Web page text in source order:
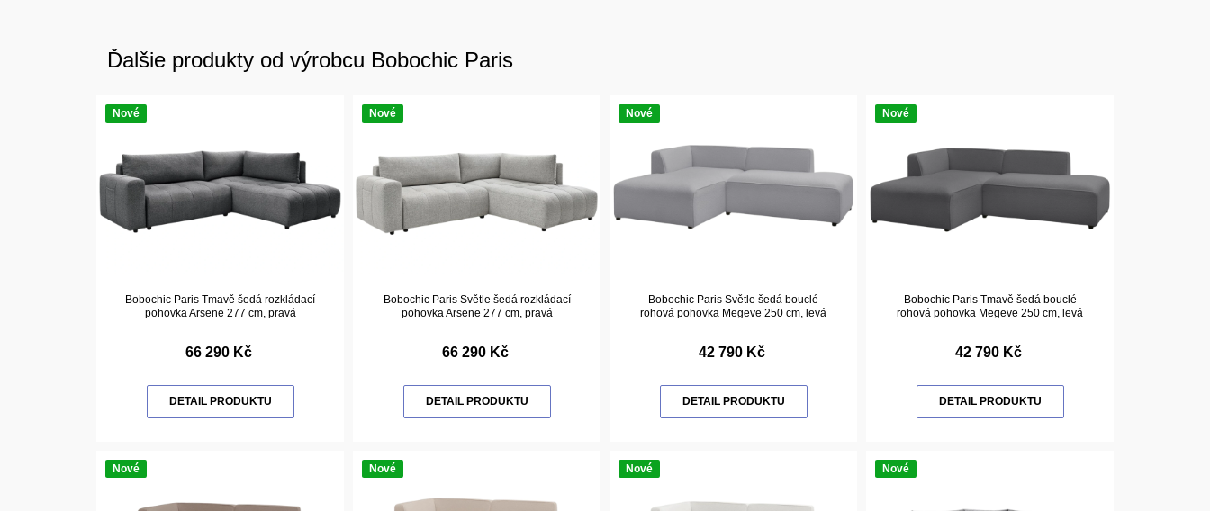
Ďalšie produkty od výrobcu Bobochic Paris
Nové
Bobochic Paris Tmavě šedá rozkládací
pohovka Arsene 277 cm, pravá
66 290 Kč
DETAIL PRODUKTU
Nové
Bobochic Paris Světle šedá rozkládací
pohovka Arsene 277 cm, pravá
66 290 Kč
DETAIL PRODUKTU
Nové
Bobochic Paris Světle šedá bouclé
rohová pohovka Megeve 250 cm, levá
42 790 Kč
DETAIL PRODUKTU
Nové
Bobochic Paris Tmavě šedá bouclé
rohová pohovka Megeve 250 cm, levá
42 790 Kč
DETAIL PRODUKTU
Nové Nové Nové Nové